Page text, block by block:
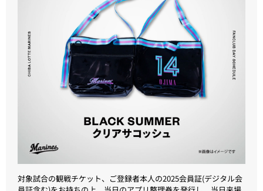
対象試合の観戦チケット、ご登録者本人の2025会員証(デジタル会